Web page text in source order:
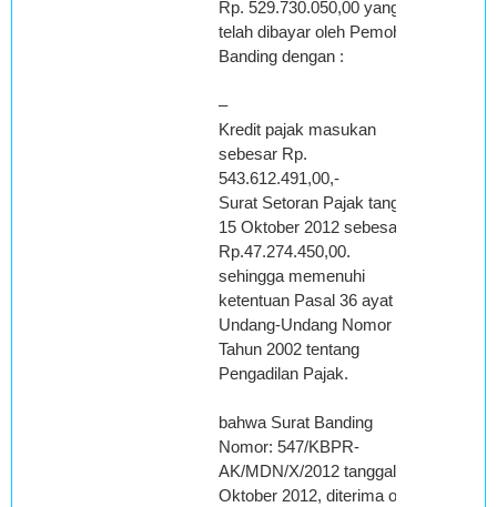
Rp. 529.730.050,00 yang
telah dibayar oleh Pemohon
Banding dengan :
–
Kredit pajak masukan
sebesar Rp.
543.612.491,00,-
Surat Setoran Pajak tanggal
15 Oktober 2012 sebesar
Rp.47.274.450,00.
sehingga memenuhi
ketentuan Pasal 36 ayat (4)
Undang-Undang Nomor 14
Tahun 2002 tentang
Pengadilan Pajak.
bahwa Surat Banding
Nomor: 547/KBPR-
AK/MDN/X/2012 tanggal 16
Oktober 2012, diterima oleh